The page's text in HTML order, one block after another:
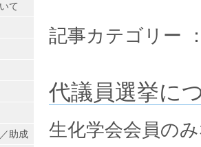
記事カテゴリー
代議員選挙に
生化学会会員の
て
助成